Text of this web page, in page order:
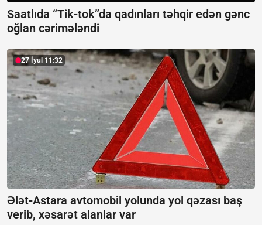
Saatlıda “Tik-tok”da qadınları təhqir edən gənc
oğlan cərimələndi
27 İyul 11:32
Ələt-Astara avtomobil yolunda yol qəzası baş
verib, xəsarət alanlar var